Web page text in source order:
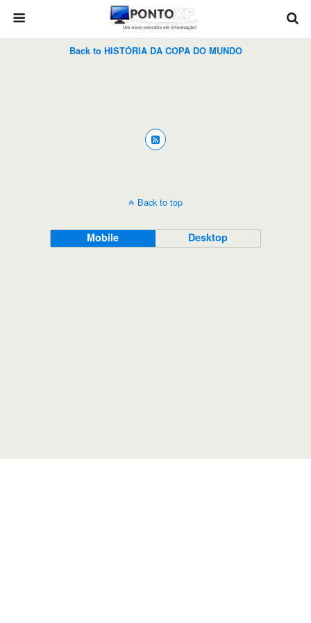
Back to HISTÓRIA DA COPA DO MUNDO
Back to top
Mobile Desktop